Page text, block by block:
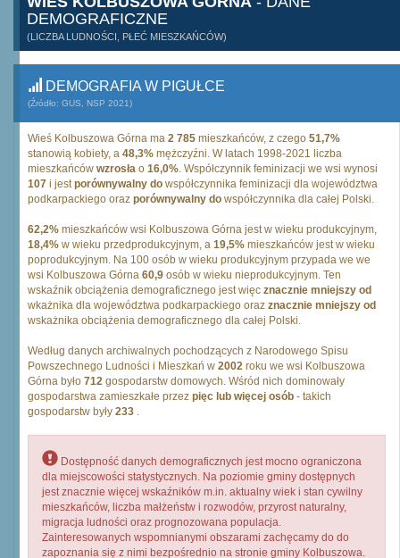
DEMOGRAFICZNE
(LICZBA LUDNOŚCI, PŁEĆ MIESZKAŃCÓW)
DEMOGRAFIA W PIGUŁCE
(Źródło: GUS, NSP 2021)
Wieś Kolbuszowa Górna ma 2 785 mieszkańców, z czego 51,7%
stanowią kobiety, a 48,3% mężczyźni. W latach 1998-2021 liczba
mieszkańców wzrosła o 16,0%. Współczynnik feminizacji we wsi wynosi
107 i jestporównywalny do współczynnika feminizacji dla województwa
podkarpackiego oraz porównywalny do współczynnika dla całej Polski.
62,2% mieszkańców wsi Kolbuszowa Górna jest w wieku produkcyjnym,
18,4% w wieku przedprodukcyjnym, a 19,5% mieszkańców jest w wieku
poprodukcyjnym. Na 100 osób w wieku produkcyjnym przypada we we
wsi Kolbuszowa Górna 60,9 osób w wieku nieprodukcyjnym. Ten
wskaźnik obciążenia demograficznego jest więc znacznie mniejszy od
wkażnika dla województwa podkarpackiego oraz znacznie mniejszy od
wskażnika obciążenia demograficznego dla całej Polski.
Według danych archiwalnych pochodzących z Narodowego Spisu
Powszechnego Ludności i Mieszkań w 2002 roku we wsi Kolbuszowa
Górna było 712 gospodarstw domowych. Wśród nich dominowały
gospodarstwa zamieszkałe przez pięc lub więcej osób - takich
gospodarstw były 233 .
Dostępność danych demograficznych jest mocno ograniczona
dla miejscowości statystycznych. Na poziomie gminy dostępnych
jest znacznie więcej wskaźników m.in. aktualny wiek i stan cywilny
mieszkańców, liczba małżeństw i rozwodów, przyrost naturalny,
migracja ludności oraz prognozowana populacja.
Zainteresowanych wspomnianymi obszarami zachęcamy do do
zapoznania się z nimi bezpośrednio na stronie gminy Kolbuszowa.